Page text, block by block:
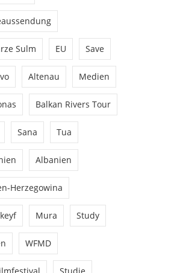
Sulm EU Save
Altenau Medien
Balkan Rivers Tour
Sana Tua
Albanien
Herzegowina
Mura Study
WFMD